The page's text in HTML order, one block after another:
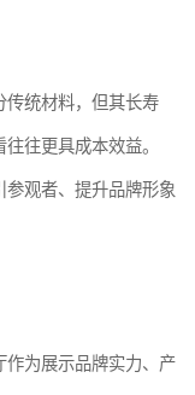
传统材料，但其长寿
往更具成本效益。
观者、提升品牌形象
作为展示品牌实力、产